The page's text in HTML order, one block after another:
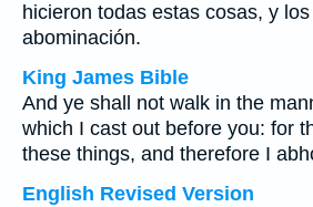
hicieron todas estas cosas, y
abominación.
King James Bible
And ye shall not walk in the
which I cast out before you: for
these things, and therefore I
English Revised Version